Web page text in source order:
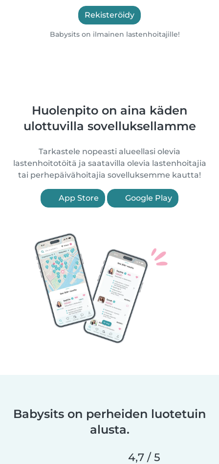
Rekisteröidy
Babysits on ilmainen lastenhoitajille!
Huolenpito on aina käden
ulottuvilla sovelluksellamme
Tarkastele nopeasti alueellasi olevia
lastenhoitotöitä ja saatavilla olevia lastenhoitajia
tai perhepäivähoitajia sovelluksemme kautta!
App Store Google Play
Babysits on perheiden luotetuin
alusta.
4,7 / 5